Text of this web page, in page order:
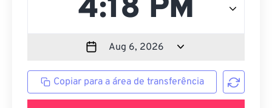
Copiar para a área de transferência